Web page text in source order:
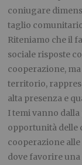
coniugare
taglio
Riteniamo che il
sociale risposte
cooperazione,
territorio,
alta presenza e
I temi vanno
opportunità delle
cooperazione
dove favorire